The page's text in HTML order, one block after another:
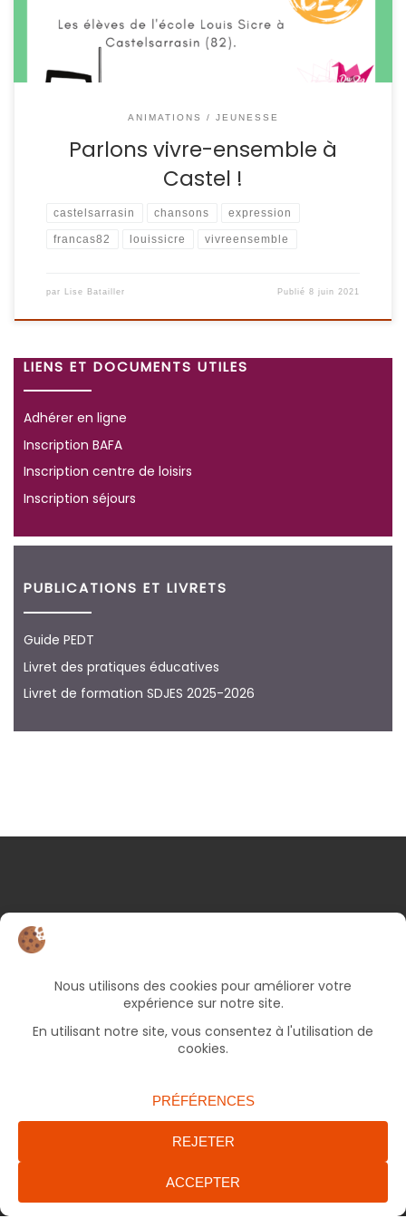
ANIMATIONS / JEUNESSE
Parlons vivre-ensemble à
Castel !
castelsarrasin chansons expression
francas82 louissicre vivreensemble
par Lise Batailler Publié8 juin 2021
LIENS ET DOCUMENTS UTILES
Adhérer en ligne
Inscription BAFA
Inscription centre de loisirs
Inscription séjours
PUBLICATIONS ET LIVRETS
Guide PEDT
Livret des pratiques éducatives
Livret de formation SDJES 2025-2026
NOS COORDONNÉES
82000 Montauban
05 63 66 49 06
Bureaux ouverts le lundi et jeudi de 9h à 17h, le
mercredi et vendredi de 9h à 12h30 (fermé le